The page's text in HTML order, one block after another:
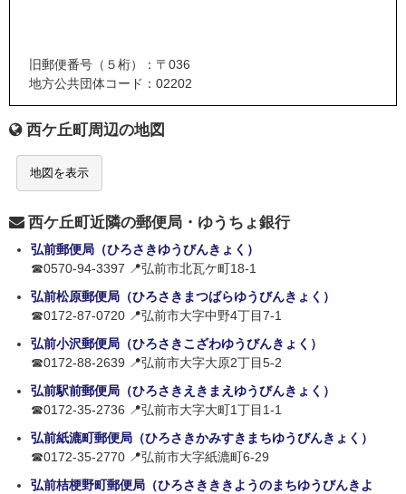
旧郵便番号（５桁）：〒036
地方公共団体コード：02202
西ケ丘町周辺の地図
地図を表示
西ケ丘町近隣の郵便局・ゆうちょ銀行
弘前郵便局（ひろさきゆうびんきょく）
☎0570-94-3397 📍弘前市北瓦ケ町18-1
弘前松原郵便局（ひろさきまつばらゆうびんきょく）
☎0172-87-0720 📍弘前市大字中野4丁目7-1
弘前小沢郵便局（ひろさきこざわゆうびんきょく）
☎0172-88-2639 📍弘前市大字大原2丁目5-2
弘前駅前郵便局（ひろさきえきまえゆうびんきょく）
☎0172-35-2736 📍弘前市大字大町1丁目1-1
弘前紙漉町郵便局（ひろさきかみすきまちゆうびんきょく）
☎0172-35-2770 📍弘前市大字紙漉町6-29
弘前桔梗野町郵便局（ひろさきききようのまちゆうびんきよ